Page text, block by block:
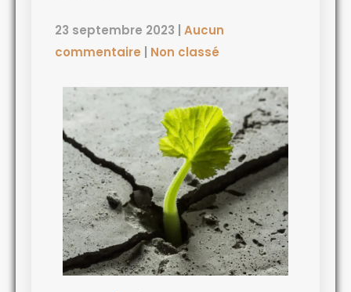
23 septembre 2023
Aucun
commentaire
Non classé